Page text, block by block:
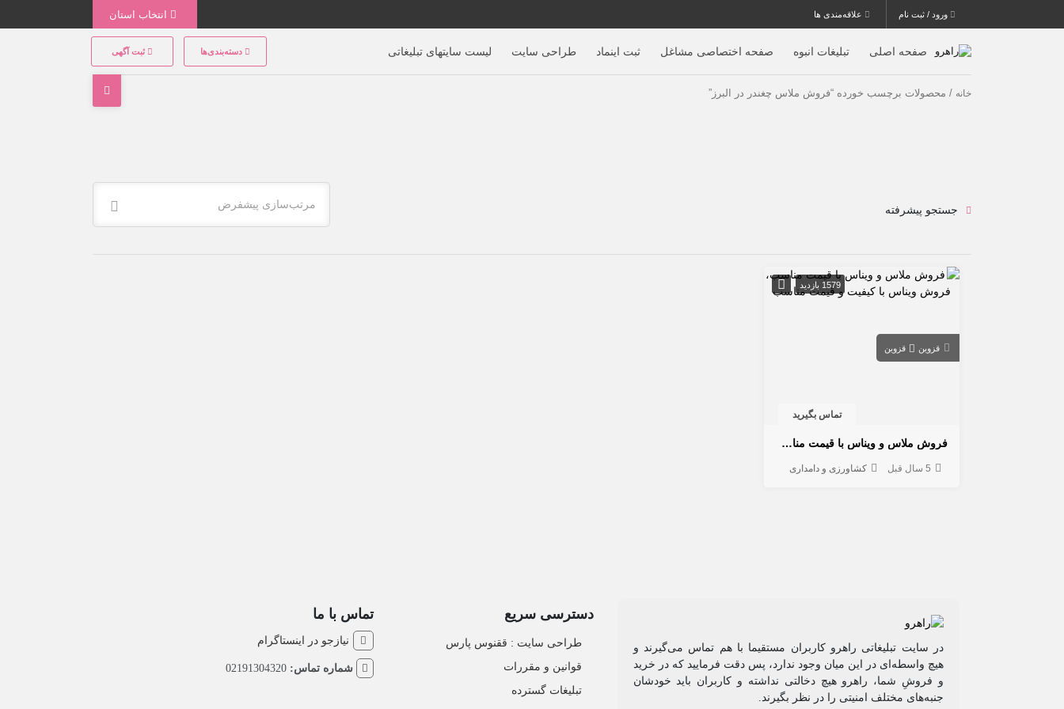
ورود / ثبت نام علاقه‌مندی ها
صفحه اصلی تبلیغات انبوه صفحه اختصاصی مشاغل ثبت اینماد طراحی سایت لیست سایتهای تبلیغاتی دسته‌بندی‌ها ثبت آگهی
خانه / محصولات برچسب خورده “فروش ملاس چغندر در البرز”
مرتب‌سازی پیشفرض جستجو پیشرفته
1579 بازدید
قزوین قزوین
تماس بگیرید
فروش ملاس و ویناس با قیمت مناسب، فروش ویناس با کیفیت و قیمت مناسب
5 سال قبل کشاورزی و دامداری
در سایت تبلیغاتی راهرو کاربران مستقیما با هم تماس می‌گیرند و
هیچ واسطه‌ای در این میان وجود ندارد، پس دقت فرمایید که در خرید
و فروشِ شما، راهرو هیچ دخالتی نداشته و کاربران باید خودشان
جنبه‌های مختلف امنیتی را در نظر بگیرند.
دسترسی سریع
طراحی سایت :‌ ققنوس پارس
قوانین و مقررات
تبلیغات گسترده
تماس با ما
نیازجو در اینستاگرام
شماره تماس: 02191304320